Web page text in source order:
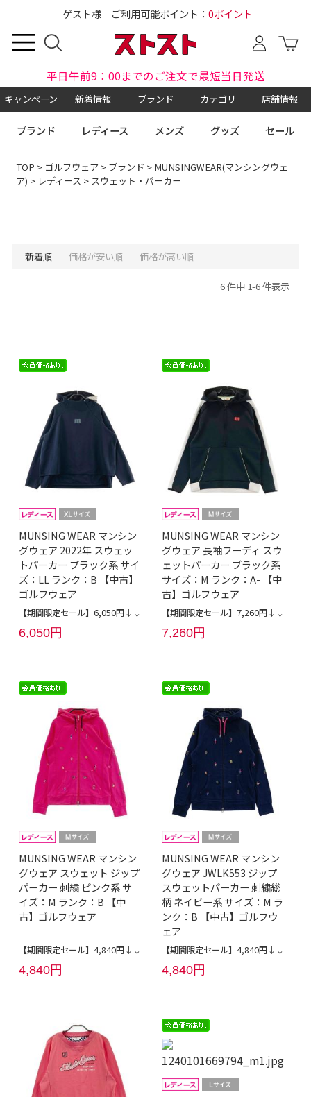
ゲスト様 ご利用可能ポイント： 0ポイント
平日午前9：00までのご注文で最短当日発送
キャンペーン 新着情報 ブランド カテゴリ 店舗情報
ブランド レディース メンズ グッズ セール
TOP > ゴルフウェア > ブランド > MUNSINGWEAR(マンシングウェ
ア) > レディース > スウェット・パーカー
新着順 価格が安い順 価格が高い順
6 件中 1-6 件表示
MUNSING WEAR マンシン
グウェア 2022年 スウェッ
トパーカー ブラック系 サイ
ズ：LL ランク：B 【中古】
ゴルフウェア
【期間限定セール】6,050円↓↓
6,050円
MUNSING WEAR マンシン
グウェア 長袖フーディ スウ
ェットパーカー ブラック系
サイズ：M ランク：A- 【中
古】ゴルフウェア
【期間限定セール】7,260円↓↓
7,260円
MUNSING WEAR マンシン
グウェア スウェット ジップ
パーカー 刺繍 ピンク系 サ
イズ：M ランク：B 【中
古】ゴルフウェア
【期間限定セール】4,840円↓↓
4,840円
MUNSING WEAR マンシン
グウェア JWLK553 ジップ
スウェットパーカー 刺繍総
柄 ネイビー系 サイズ：M ラ
ンク：B 【中古】ゴルフウ
ェア
【期間限定セール】4,840円↓↓
4,840円